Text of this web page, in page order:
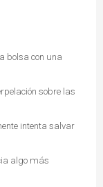
bolsa con una
sobre las
intenta salvar
algo más